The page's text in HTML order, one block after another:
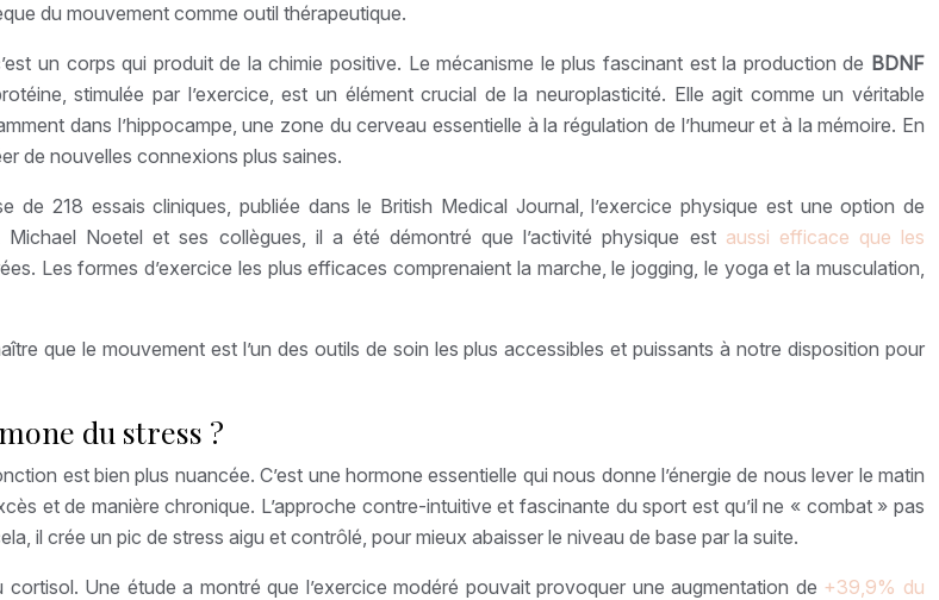
du mouvement comme outil thérapeutique.
un corps qui produit de la chimie positive. Le mécanisme le plus fascinant est la production de BDNF
stimulée par l’exercice, est un élément crucial de la neuroplasticité. Elle agit comme un véritable
dans l’hippocampe, une zone du cerveau essentielle à la régulation de l’humeur et à la mémoire. En
de nouvelles connexions plus saines.
218 essais cliniques, publiée dans le British Medical Journal, l’exercice physique est une option de
Noetel et ses collègues, il a été démontré que l’activité physique est aussi efficace que les
Les formes d’exercice les plus efficaces comprenaient la marche, le jogging, le yoga et la musculation,
que le mouvement est l’un des outils de soin les plus accessibles et puissants à notre disposition pour
du stress ?
est bien plus nuancée. C’est une hormone essentielle qui nous donne l’énergie de nous lever le matin
et de manière chronique. L’approche contre-intuitive et fascinante du sport est qu’il ne « combat » pas
il crée un pic de stress aigu et contrôlé, pour mieux abaisser le niveau de base par la suite.
Une étude a montré que l’exercice modéré pouvait provoquer une augmentation de +39,9% du